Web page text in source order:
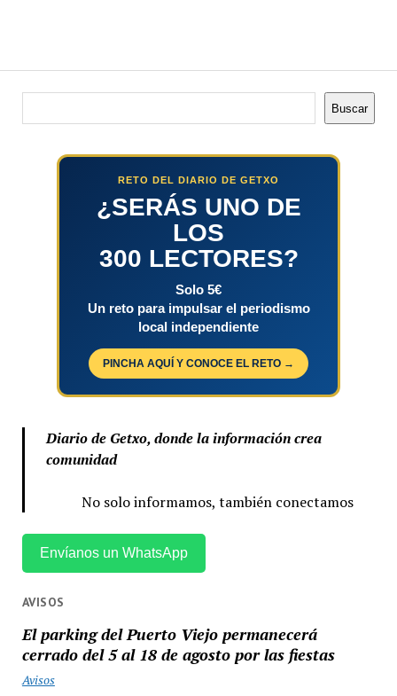
Buscar
RETO DEL DIARIO DE GETXO
¿SERÁS UNO DE
LOS
300 LECTORES?
Solo 5€
Un reto para impulsar el periodismo
local independiente
PINCHA AQUÍ Y CONOCE EL RETO →
Diario de Getxo, donde la información crea
comunidad
No solo informamos, también conectamos
Envíanos un WhatsApp
AVISOS
El parking del Puerto Viejo permanecerá
cerrado del 5 al 18 de agosto por las fiestas
Avisos